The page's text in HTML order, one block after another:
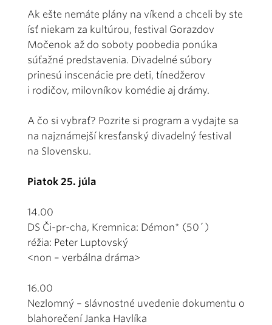
Ak ešte nemáte plány na víkend a chceli by ste
ísť niekam za kultúrou, festival Gorazdov
Močenok až do soboty poobedia ponúka
súťažné predstavenia. Divadelné súbory
prinesú inscenácie pre deti, tínedžerov
i rodičov, milovníkov komédie aj drámy.
A čo si vybrať? Pozrite si program a vydajte sa
na najznámejší kresťanský divadelný festival
na Slovensku.
Piatok 25. júla
14.00
DS Či-pr-cha, Kremnica: Démon* (50´)
réžia: Peter Luptovský
<non – verbálna dráma>
16.00
Nezlomný – slávnostné uvedenie dokumentu o
blahorečení Janka Havlíka